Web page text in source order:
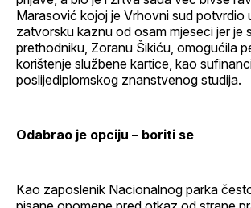
Marasović kojoj je Vrhovni sud potvrdio
zatvorsku kaznu od osam mjeseci jer je
prethodniku, Zoranu Šikiću, omogućila
korištenje službene kartice, kao
poslijediplomskog znanstvenog studija.
Odabrao je opciju – boriti se
Kao zaposlenik Nacionalnog parka